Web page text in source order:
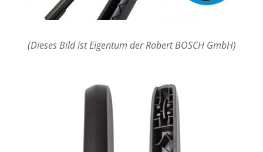
(Dieses Bild ist Eigentum der Robert BOSCH GmbH)